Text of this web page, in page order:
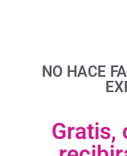
NO HACE
Gratis,